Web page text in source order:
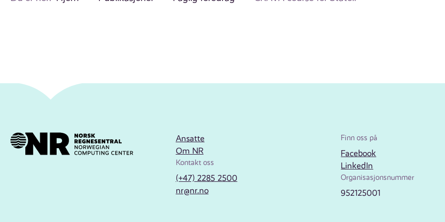
Ansatte
Om NR
Kontakt oss
(+47) 2285 2500
nr@nr.no
Finn oss på
Facebook
LinkedIn
Organisasjonsnummer
952125001